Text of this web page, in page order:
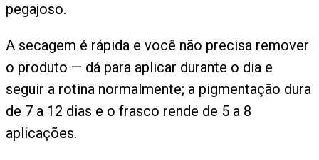
pegajoso.
A secagem é rápida e você não precisa remover
o produto — dá para aplicar durante o dia e
seguir a rotina normalmente; a pigmentação dura
de 7 a 12 dias e o frasco rende de 5 a 8
aplicações.